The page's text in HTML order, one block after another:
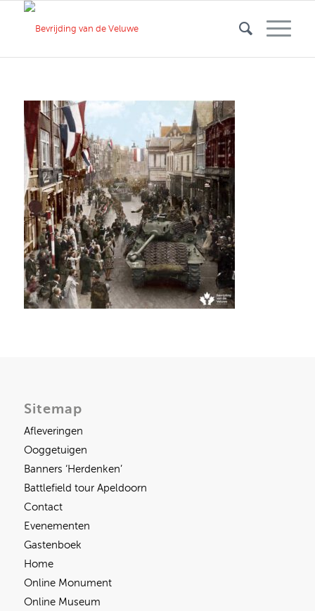
Sitemap
Afleveringen
Ooggetuigen
Banners ‘Herdenken’
Battlefield tour Apeldoorn
Contact
Evenementen
Gastenboek
Home
Online Monument
Online Museum